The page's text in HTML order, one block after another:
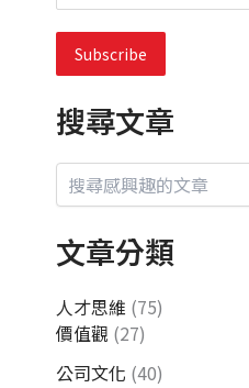
Subscribe
搜尋文章
文章分類
人才思維 (75)
價值觀 (27)
公司文化 (40)